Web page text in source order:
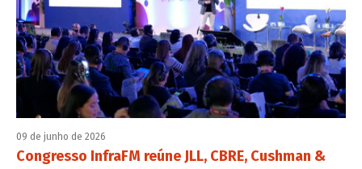
09 de junho de 2026
Congresso InfraFM reúne JLL, CBRE, Cushman &